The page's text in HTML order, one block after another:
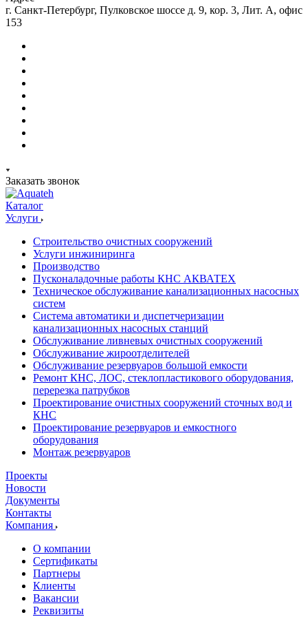
г. Санкт-Петербург, Пулковское шоссе д. 9, кор. 3, Лит. А, офис
153
Заказать звонок
Каталог
Услуги
Строительство очистных сооружений
Услуги инжиниринга
Производство
Пусконаладочные работы КНС АКВАТЕХ
Техническое обслуживание канализационных насосных
систем
Система автоматики и диспетчеризации
канализационных насосных станций
Обслуживание ливневых очистных сооружений
Обслуживание жироотделителей
Обслуживание резервуаров большой емкости
Ремонт КНС, ЛОС, стеклопластикового оборудования,
перерезка патрубков
Проектирование очистных сооружений сточных вод и
КНС
Проектирование резервуаров и емкостного
оборудования
Монтаж резервуаров
Проекты
Новости
Документы
Контакты
Компания
О компании
Сертификаты
Партнеры
Клиенты
Вакансии
Реквизиты